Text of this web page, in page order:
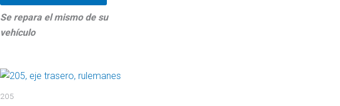
Se repara el mismo de su
vehículo
205